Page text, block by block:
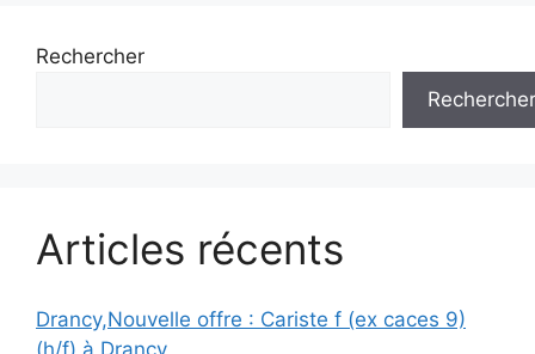
Rechercher
Rechercher
Articles récents
Drancy,Nouvelle offre : Cariste f (ex caces 9)
(h/f) à Drancy